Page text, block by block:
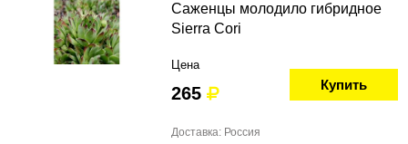
Саженцы молодило гибридное
Sierra Cori
Цена
265 Купить
Доставка: Россия